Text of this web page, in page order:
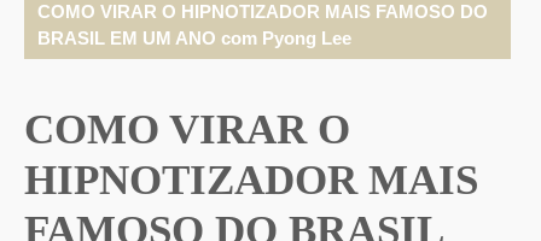
COMO VIRAR O HIPNOTIZADOR MAIS FAMOSO DO
BRASIL EM UM ANO com Pyong Lee
COMO VIRAR O
HIPNOTIZADOR MAIS
FAMOSO DO BRASIL